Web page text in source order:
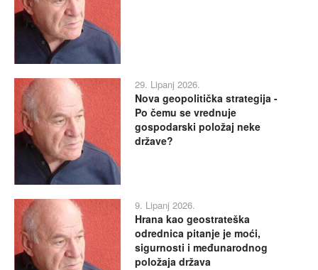
29. Lipanj 2026.
Nova geopolitička strategija -
Po čemu se vrednuje
gospodarski položaj neke
države?
9. Lipanj 2026.
Hrana kao geostrateška
odrednica pitanje je moći,
sigurnosti i međunarodnog
položaja država